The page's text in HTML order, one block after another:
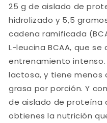
25 g de aislado de
hidrolizado y 5,5
cadena ramificada
L-leucina BCAA, que
entrenamiento
lactosa, y tiene menos
grasa por porción. Y
de aislado de proteína
obtienes la nutrición